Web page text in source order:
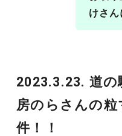
けさ
2023.3.23. 道
房のらさんの
件！！